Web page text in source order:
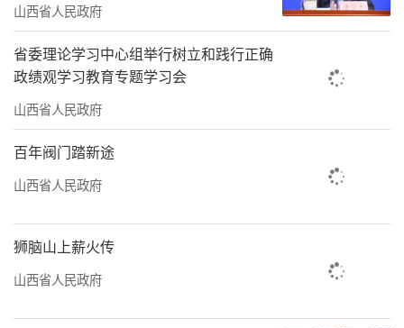
山西省人民政府
省委理论学习中心组举行树立和践行正确
政绩观学习教育专题学习会
山西省人民政府
百年阀门踏新途
山西省人民政府
狮脑山上薪火传
山西省人民政府